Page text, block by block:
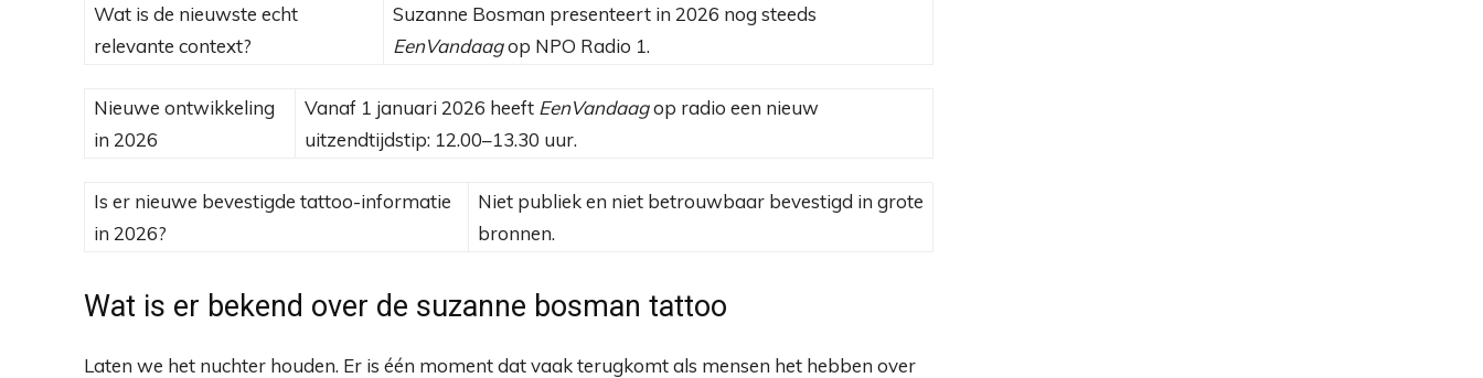
Wat is de nieuwste echt
relevante context?
Suzanne Bosman presenteert in 2026 nog steeds
EenVandaagop NPO Radio 1.
Nieuwe ontwikkeling
in 2026
Vanaf 1 januari 2026 heeft EenVandaagop radio een nieuw
uitzendtijdstip: 12.00–13.30 uur.
Is er nieuwe bevestigde tattoo-informatie
in 2026?
Niet publiek en niet betrouwbaar bevestigd in grote
bronnen.
Wat is er bekend over de suzanne bosman tattoo
Laten we het nuchter houden. Er is één moment dat vaak terugkomt als mensen het hebben over